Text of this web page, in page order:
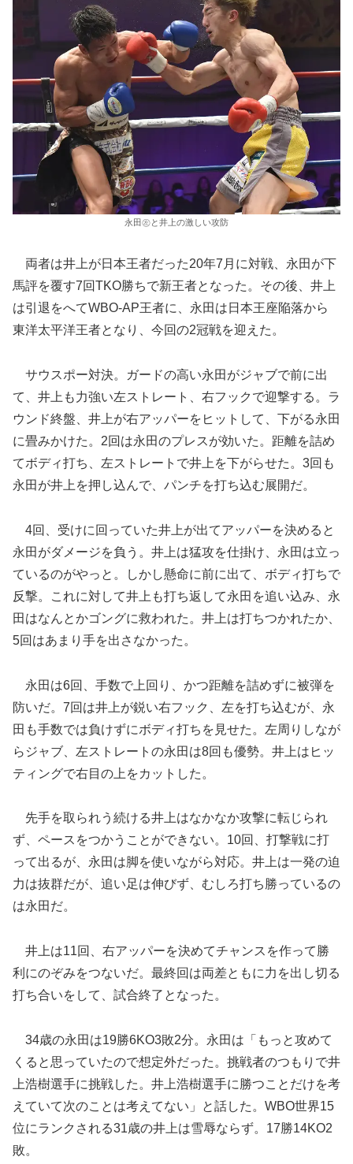
永田㊧と井上の激しい攻防
両者は井上が日本王者だった20年7月に対戦、永田が下
馬評を覆す7回TKO勝ちで新王者となった。その後、井上
は引退をへてWBO-AP王者に、永田は日本王座陥落から
東洋太平洋王者となり、今回の2冠戦を迎えた。
サウスポー対決。ガードの高い永田がジャブで前に出
て、井上も力強い左ストレート、右フックで迎撃する。ラ
ウンド終盤、井上が右アッパーをヒットして、下がる永田
に畳みかけた。2回は永田のプレスが効いた。距離を詰め
てボディ打ち、左ストレートで井上を下がらせた。3回も
永田が井上を押し込んで、パンチを打ち込む展開だ。
4回、受けに回っていた井上が出てアッパーを決めると
永田がダメージを負う。井上は猛攻を仕掛け、永田は立っ
ているのがやっと。しかし懸命に前に出て、ボディ打ちで
反撃。これに対して井上も打ち返して永田を追い込み、永
田はなんとかゴングに救われた。井上は打ちつかれたか、
5回はあまり手を出さなかった。
永田は6回、手数で上回り、かつ距離を詰めずに被弾を
防いだ。7回は井上が鋭い右フック、左を打ち込むが、永
田も手数では負けずにボディ打ちを見せた。左周りしなが
らジャブ、左ストレートの永田は8回も優勢。井上はヒッ
ティングで右目の上をカットした。
先手を取られう続ける井上はなかなか攻撃に転じられ
ず、ペースをつかうことができない。10回、打撃戦に打
って出るが、永田は脚を使いながら対応。井上は一発の迫
力は抜群だが、追い足は伸びず、むしろ打ち勝っているの
は永田だ。
井上は11回、右アッパーを決めてチャンスを作って勝
利にのぞみをつないだ。最終回は両差ともに力を出し切る
打ち合いをして、試合終了となった。
34歳の永田は19勝6KO3敗2分。永田は「もっと攻めて
くると思っていたので想定外だった。挑戦者のつもりで井
上浩樹選手に挑戦した。井上浩樹選手に勝つことだけを考
えていて次のことは考えてない」と話した。WBO世界15
位にランクされる31歳の井上は雪辱ならず。17勝14KO2
敗。